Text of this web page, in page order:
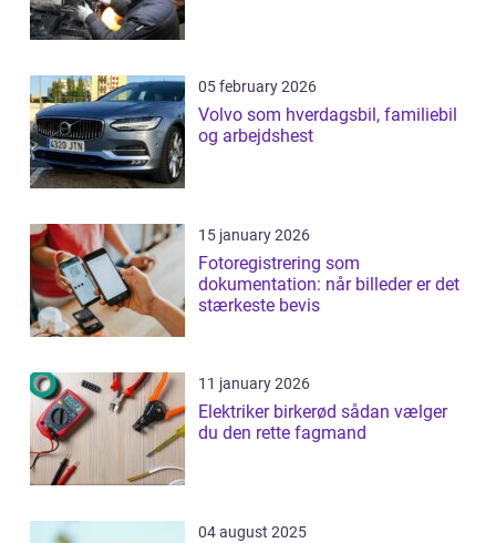
05 february 2026
Volvo som hverdagsbil, familiebil
og arbejdshest
15 january 2026
Fotoregistrering som
dokumentation: når billeder er det
stærkeste bevis
11 january 2026
Elektriker birkerød sådan vælger
du den rette fagmand
04 august 2025